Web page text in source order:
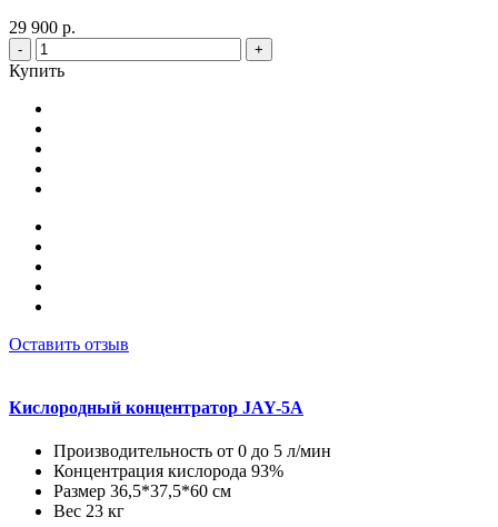
29 900 р.
- +
Купить
Оставить отзыв
Кислородный концентратор JAY-5A
Производительность от 0 до 5 л/мин
Концентрация кислорода 93%
Размер 36,5*37,5*60 см
Вес 23 кг